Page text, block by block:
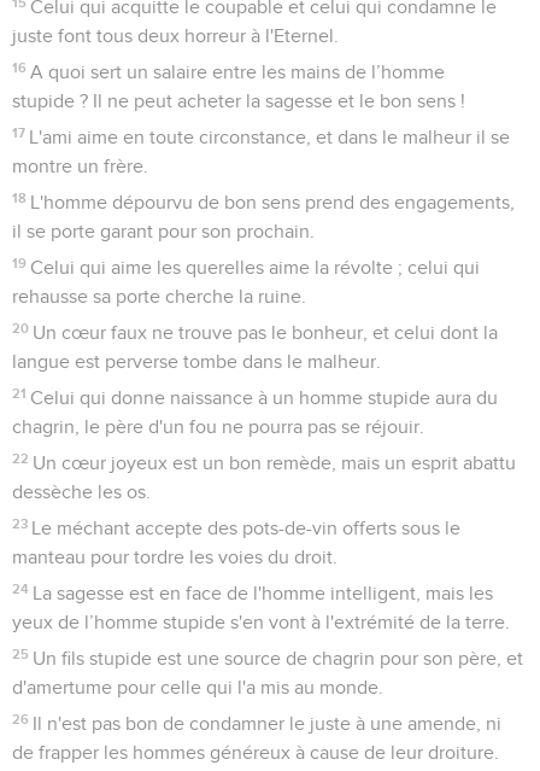
Celui qui acquitte le coupable et celui qui condamne le
juste font tous deux horreur à l'Eternel.
16 A quoi sert un salaire entre les mains de l’homme
stupide ? Il ne peut acheter la sagesse et le bon sens !
17 L'ami aime en toute circonstance, et dans le malheur il se
montre un frère.
18 L'homme dépourvu de bon sens prend des engagements,
il se porte garant pour son prochain.
19 Celui qui aime les querelles aime la révolte ; celui qui
rehausse sa porte cherche la ruine.
20 Un cœur faux ne trouve pas le bonheur, et celui dont la
langue est perverse tombe dans le malheur.
21 Celui qui donne naissance à un homme stupide aura du
chagrin, le père d'un fou ne pourra pas se réjouir.
22 Un cœur joyeux est un bon remède, mais un esprit abattu
dessèche les os.
23 Le méchant accepte des pots-de-vin offerts sous le
manteau pour tordre les voies du droit.
24 La sagesse est en face de l'homme intelligent, mais les
yeux de l’homme stupide s'en vont à l'extrémité de la terre.
25 Un fils stupide est une source de chagrin pour son père, et
d'amertume pour celle qui l'a mis au monde.
26 Il n'est pas bon de condamner le juste à une amende, ni
de frapper les hommes généreux à cause de leur droiture.